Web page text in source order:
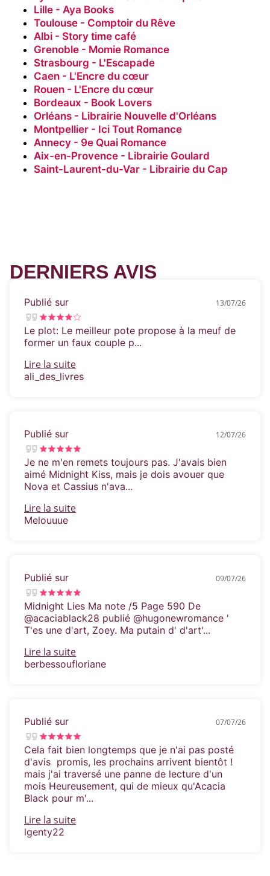
Lille - Aya Books
Toulouse - Comptoir du Rêve
Albi - Story time café
Grenoble - Momie Romance
Strasbourg - L'Escapade
Caen - L'Encre du cœur
Rouen - L'Encre du cœur
Bordeaux - Book Lovers
Orléans - Librairie Nouvelle d'Orléans
Montpellier - Ici Tout Romance
Annecy - 9e Quai Romance
Aix-en-Provence - Librairie Goulard
Saint-Laurent-du-Var - Librairie du Cap
DERNIERS AVIS
Publié sur 13/07/26
Le plot: Le meilleur pote propose à la meuf de
former un faux couple p...
Lire la suite
ali_des_livres
Publié sur 12/07/26
Je ne m'en remets toujours pas. J'avais bien
aimé Midnight Kiss, mais je dois avouer que
Nova et Cassius n'ava...
Lire la suite
Melouuue
Publié sur 09/07/26
Midnight Lies Ma note /5 Page 590 De
@acaciablack28 publié @hugonewromance '
T'es une d'art, Zoey. Ma putain d' d'art'...
Lire la suite
berbessoufloriane
Publié sur 07/07/26
Cela fait bien longtemps que je n'ai pas posté
d'avis  promis, les prochains arrivent bientôt ! 
mais j'ai traversé une panne de lecture d'un
mois Heureusement, qui de mieux qu'Acacia
Black pour m'...
Lire la suite
lgenty22